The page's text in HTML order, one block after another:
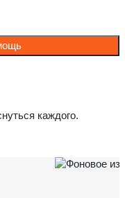
каждого.